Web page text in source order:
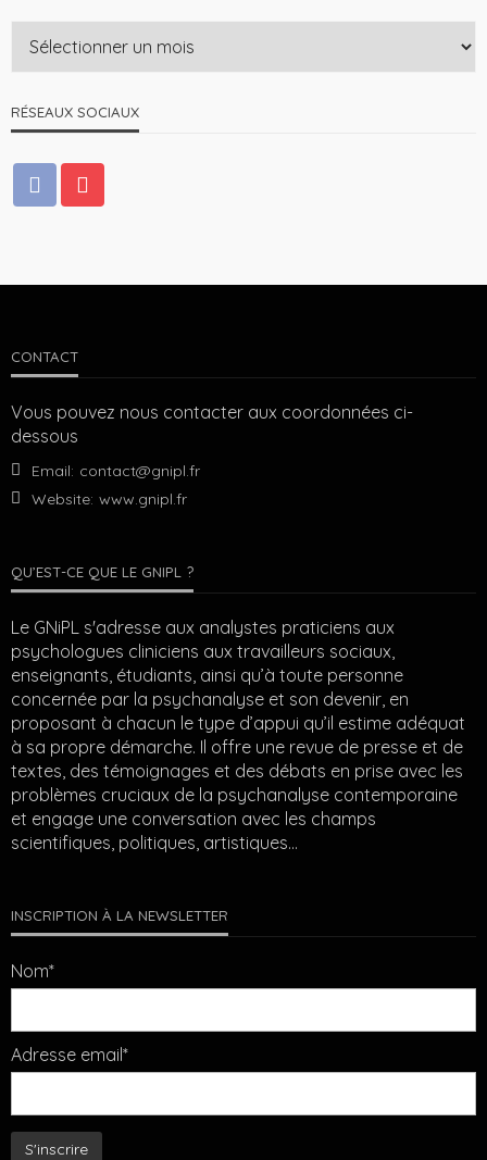
RÉSEAUX SOCIAUX
CONTACT
Vous pouvez nous contacter aux coordonnées ci-
dessous
Email: contact@gnipl.fr
Website: www.gnipl.fr
QU’EST-CE QUE LE GNIPL ?
Le GNiPL s'adresse aux analystes praticiens aux
psychologues cliniciens aux travailleurs sociaux,
enseignants, étudiants, ainsi qu’à toute personne
concernée par la psychanalyse et son devenir, en
proposant à chacun le type d’appui qu’il estime adéquat
à sa propre démarche. Il offre une revue de presse et de
textes, des témoignages et des débats en prise avec les
problèmes cruciaux de la psychanalyse contemporaine
et engage une conversation avec les champs
scientifiques, politiques, artistiques…
INSCRIPTION À LA NEWSLETTER
Nom*
Adresse email*